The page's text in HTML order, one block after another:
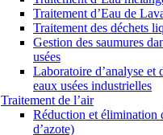
Traitement d’Eau de
Traitement des déchets
Gestion des saumures
usées
Laboratoire d’analyse et
eaux usées industrielles
Traitement de l’air
Réduction et élimination
d’azote)